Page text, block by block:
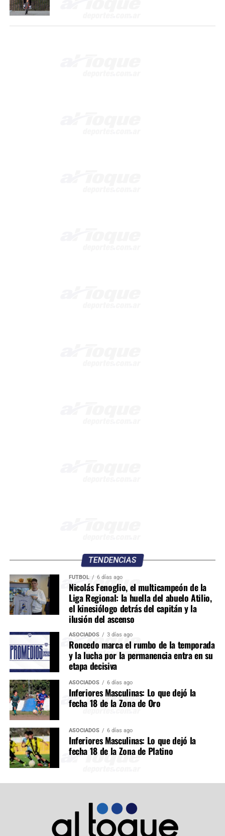
TENDENCIAS
FÚTBOL 6 días ago
Nicolás Fenoglio, el multicampeón de la
Liga Regional: la huella del abuelo Atilio,
el kinesiólogo detrás del capitán y la
ilusión del ascenso
ASOCIADOS 3 días ago
Roncedo marca el rumbo de la temporada
y la lucha por la permanencia entra en su
etapa decisiva
ASOCIADOS 6 días ago
Inferiores Masculinas: Lo que dejó la
fecha 18 de la Zona de Oro
ASOCIADOS 6 días ago
Inferiores Masculinas: Lo que dejó la
fecha 18 de la Zona de Platino